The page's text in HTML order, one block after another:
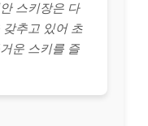
스키장은 다
갖추고 있어 초
운 스키를 즐